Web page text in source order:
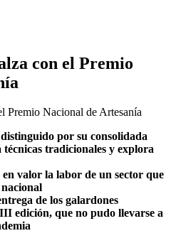
con el Premio
por su consolidada
tradicionales y explora
valor la labor de un sector que
de los galardones
edición, que no pudo llevarse a